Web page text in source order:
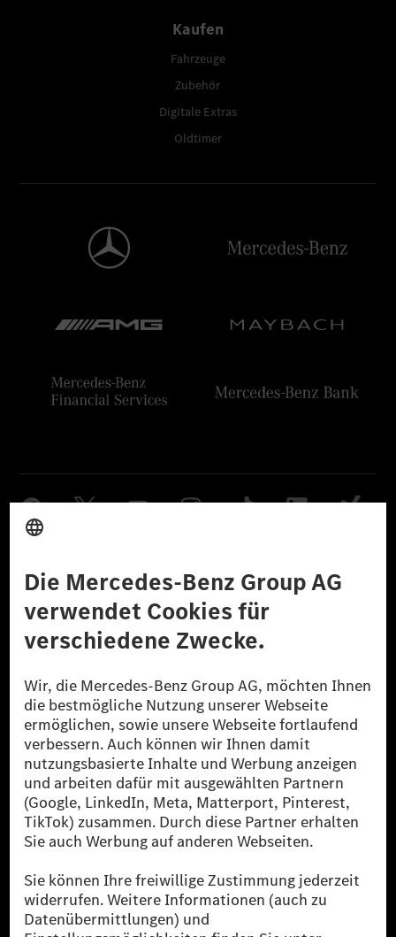
Kaufen
Fahrzeuge
Zubehör
Digitale Extras
Oldtimer
Datenschutz Lizenzhinweise Dritter Barrierefreiheit
© 2026 Mercedes-Benz Group AG. Alle Rechte vorbehalten.
[1] Bilanziell CO₂-neutral bedeutet, dass nicht vermiedene oder nicht
reduzierte CO₂-Emissionen bei der Mercedes-Benz Group durch
zertifizierte Ausgleichsprojekte kompensiert werden.
[2] Renewable Charging ist ein integraler Bestandteil von MB.CHARGE
Public in Europa, den USA, Kanada und China. Sofern an der jeweiligen
Ladestation noch kein Strom aus erneuerbaren Energien vorliegt,
verwendet Renewable Charging Grünstromzertifikate*. Diese stellen
sicher, dass für Ladevorgänge über MB.CHARGE Public eine äquivalente
Strommenge aus erneuerbaren Energien ins Stromnetz eingespeist wird.
als sechs Jahre sind.
* Inkl. EKOenergy Ökolabel
* Die angegebenen Werte wurden nach dem vorgeschriebenen
Messverfahren WLTP (Worldwide harmonised Light vehicles Test